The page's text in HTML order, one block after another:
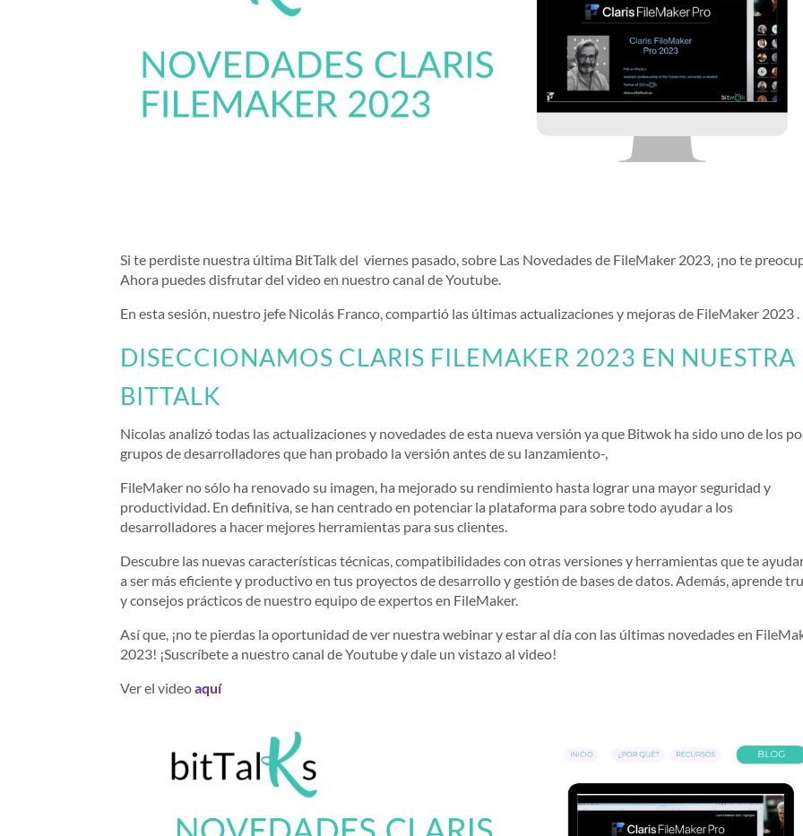
Si te perdiste nuestra última BitTalk del viernes pasado, sobre Las Novedades de FileMaker 2023, ¡no te
Ahora puedes disfrutar del video en nuestro canal de Youtube.
En esta sesión, nuestro jefe Nicolás Franco, compartió las últimas actualizaciones y mejoras de FileMaker 2023 .
DISECCIONAMOS CLARIS FILEMAKER 2023 EN NUESTRA
BITTALK
Nicolas analizó todas las actualizaciones y novedades de esta nueva versión ya que Bitwok ha sido uno de los
grupos de desarrolladores que han probado la versión antes de su lanzamiento-,
FileMaker no sólo ha renovado su imagen, ha mejorado su rendimiento hasta lograr una mayor seguridad y
productividad. En definitiva, se han centrado en potenciar la plataforma para sobre todo ayudar a los
desarrolladores a hacer mejores herramientas para sus clientes.
Descubre las nuevas características técnicas, compatibilidades con otras versiones y herramientas que te
a ser más eficiente y productivo en tus proyectos de desarrollo y gestión de bases de datos. Además, aprende
y consejos prácticos de nuestro equipo de expertos en FileMaker.
Así que, ¡no te pierdas la oportunidad de ver nuestra webinar y estar al día con las últimas novedades en
2023! ¡Suscríbete a nuestro canal de Youtube y dale un vistazo al video!
Ver el videoaquí